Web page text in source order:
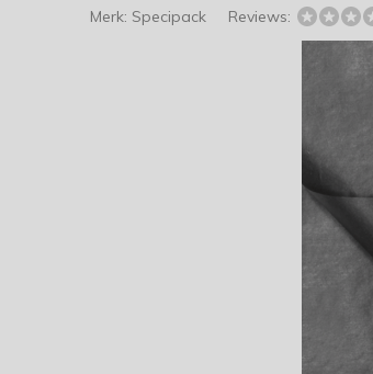
Merk: Specipack Reviews: